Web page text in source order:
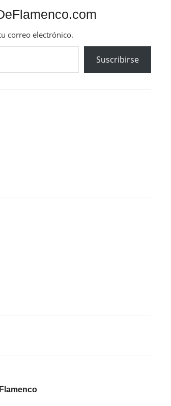
correo electrónico.
Suscribirse